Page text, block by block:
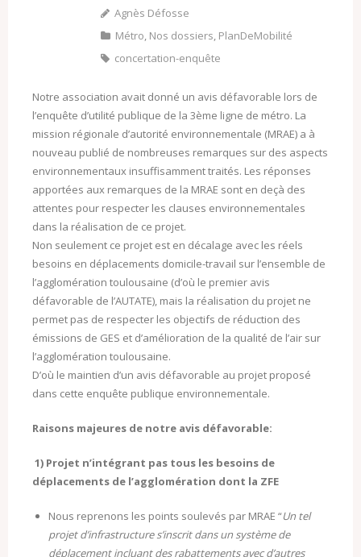
Agnès Défosse
Métro, Nos dossiers, PlanDeMobilité
concertation-enquête
Notre association avait donné un avis défavorable lors de
l’enquête d’utilité publique de la 3ème ligne de métro. La
mission régionale d’autorité environnementale (MRAE) a à
nouveau publié de nombreuses remarques sur des aspects
environnementaux insuffisamment traités. Les réponses
apportées aux remarques de la MRAE sont en deçà des
attentes pour respecter les clauses environnementales
dans la réalisation de ce projet.
Non seulement ce projet est en décalage avec les réels
besoins en déplacements domicile-travail sur l’ensemble de
l’agglomération toulousaine (d’où le premier avis
défavorable de l’AUTATE), mais la réalisation du projet ne
permet pas de respecter les objectifs de réduction des
émissions de GES et d’amélioration de la qualité de l’air sur
l’agglomération toulousaine.
D’où le maintien d’un avis défavorable au projet proposé
dans cette enquête publique environnementale.
Raisons majeures de notre avis défavorable:
1) Projet n’intégrant pas tous les besoins de
déplacements de l’agglomération dont la ZFE
Nous reprenons les points soulevés par MRAE “Un tel
projet d’infrastructure s’inscrit dans un système de
déplacement incluant des rabattements avec d’autres